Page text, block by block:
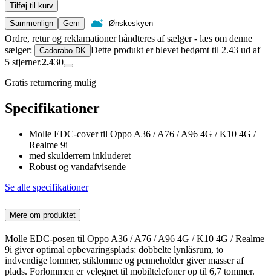
Tilføj til kurv
Sammenlign
Gem Ønskeskyen
Ordre, retur og reklamationer håndteres af sælger - læs om denne
sælger:
Cadorabo DK Dette produkt er blevet bedømt til 2.43 ud af
5 stjerner.2.430
Gratis returnering mulig
Specifikationer
Molle EDC-cover til Oppo A36 / A76 / A96 4G / K10 4G /
Realme 9i
med skulderrem inkluderet
Robust og vandafvisende
Se alle specifikationer
Mere om produktet
Molle EDC-posen til Oppo A36 / A76 / A96 4G / K10 4G / Realme
9i giver optimal opbevaringsplads: dobbelte lynlåsrum, to
indvendige lommer, stiklomme og penneholder giver masser af
plads. Forlommen er velegnet til mobiltelefoner op til 6,7 tommer.